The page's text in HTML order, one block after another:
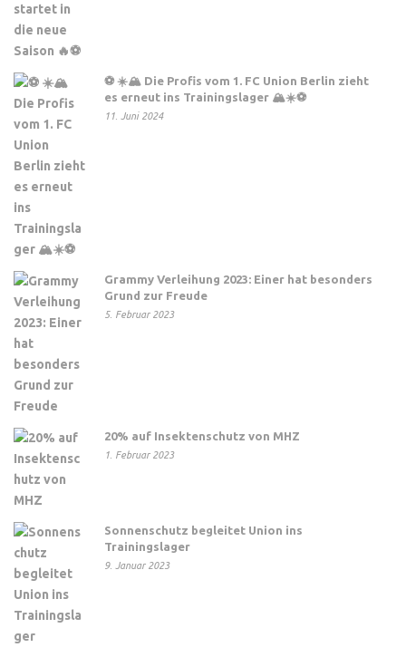
⚽ ☀️🏔️ Die Profis vom 1. FC Union Berlin zieht
es erneut ins Trainingslager 🏔️☀️⚽
11. Juni 2024
Grammy Verleihung 2023: Einer hat besonders
Grund zur Freude
5. Februar 2023
20% auf Insektenschutz von MHZ
1. Februar 2023
Sonnenschutz begleitet Union ins
Trainingslager
9. Januar 2023